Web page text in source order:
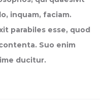
inquam, faciam.
parabiles esse, quod
Suo enim
ducitur.